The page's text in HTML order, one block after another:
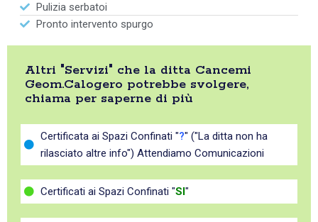
Pulizia serbatoi
Pronto intervento spurgo
Altri "Servizi" che la ditta Cancemi
Geom.Calogero potrebbe svolgere,
chiama per saperne di più
Certificata ai Spazi Confinati "?" ("La ditta non ha
rilasciato altre info") Attendiamo Comunicazioni
Certificati ai Spazi Confinati "SI "